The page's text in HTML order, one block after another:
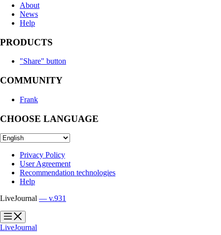
About
News
Help
PRODUCTS
"Share" button
COMMUNITY
Frank
CHOOSE LANGUAGE
Privacy Policy
User Agreement
Recommendation technologies
Help
LiveJournal — v.931
?
?
LiveJournal